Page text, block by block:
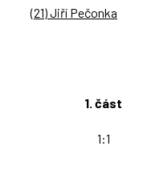
(21) Jiří Pečonka
1. část
1:1